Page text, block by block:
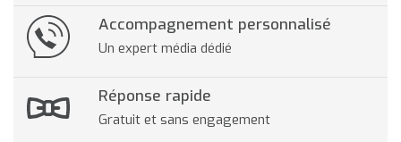
Accompagnement personnalisé
Un expert média dédié
Réponse rapide
Gratuit et sans engagement